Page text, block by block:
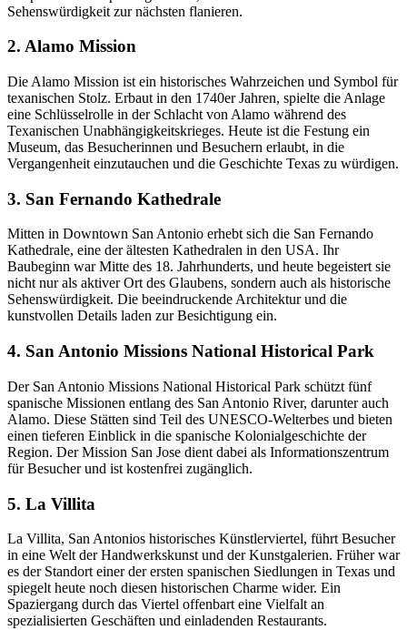
Sehenswürdigkeit zur nächsten flanieren.
2. Alamo Mission
Die Alamo Mission ist ein historisches Wahrzeichen und Symbol für
texanischen Stolz. Erbaut in den 1740er Jahren, spielte die Anlage
eine Schlüsselrolle in der Schlacht von Alamo während des
Texanischen Unabhängigkeitskrieges. Heute ist die Festung ein
Museum, das Besucherinnen und Besuchern erlaubt, in die
Vergangenheit einzutauchen und die Geschichte Texas zu würdigen.
3. San Fernando Kathedrale
Mitten in Downtown San Antonio erhebt sich die San Fernando
Kathedrale, eine der ältesten Kathedralen in den USA. Ihr
Baubeginn war Mitte des 18. Jahrhunderts, und heute begeistert sie
nicht nur als aktiver Ort des Glaubens, sondern auch als historische
Sehenswürdigkeit. Die beeindruckende Architektur und die
kunstvollen Details laden zur Besichtigung ein.
4. San Antonio Missions National Historical Park
Der San Antonio Missions National Historical Park schützt fünf
spanische Missionen entlang des San Antonio River, darunter auch
Alamo. Diese Stätten sind Teil des UNESCO-Welterbes und bieten
einen tieferen Einblick in die spanische Kolonialgeschichte der
Region. Der Mission San Jose dient dabei als Informationszentrum
für Besucher und ist kostenfrei zugänglich.
5. La Villita
La Villita, San Antonios historisches Künstlerviertel, führt Besucher
in eine Welt der Handwerkskunst und der Kunstgalerien. Früher war
es der Standort einer der ersten spanischen Siedlungen in Texas und
spiegelt heute noch diesen historischen Charme wider. Ein
Spaziergang durch das Viertel offenbart eine Vielfalt an
spezialisierten Geschäften und einladenden Restaurants.